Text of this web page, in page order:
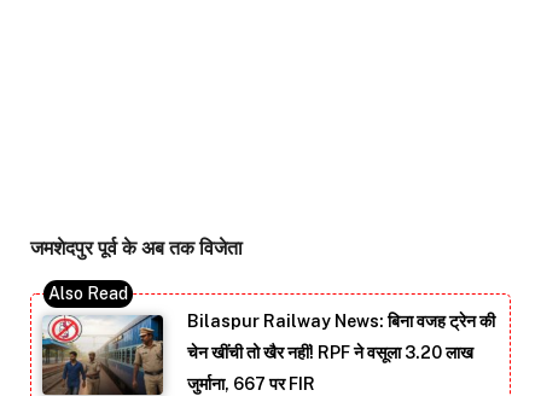
जमशेदपुर पूर्व के अब तक विजेता
Bilaspur Railway News: बिना वजह ट्रेन की
चेन खींची तो खैर नहीं! RPF ने वसूला 3.20 लाख
जुर्माना, 667 पर FIR